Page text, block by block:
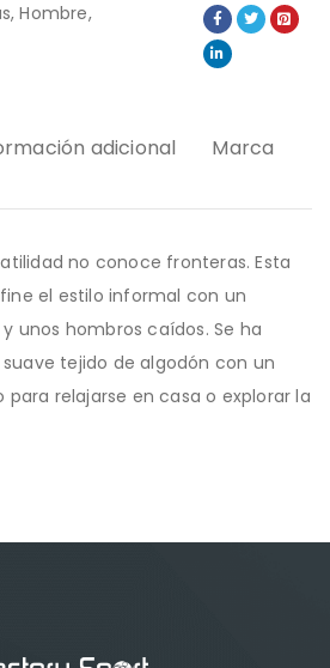
,Hombre,
adicional
Marca
no conoce fronteras. Esta
el estilo informal con un
unos hombros caídos. Se ha
tejido de algodón con un
relajarse en casa o explorar la